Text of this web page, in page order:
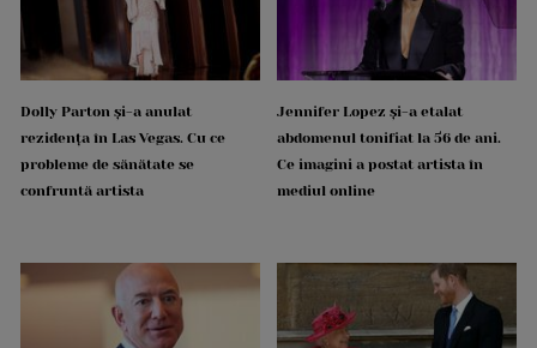
Dolly Parton și-a anulat
rezidența în Las Vegas. Cu ce
probleme de sănătate se
confruntă artista
Jennifer Lopez și-a etalat
abdomenul tonifiat la 56 de ani.
Ce imagini a postat artista în
mediul online